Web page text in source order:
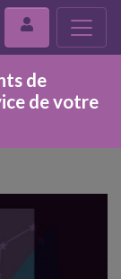
de
de votre